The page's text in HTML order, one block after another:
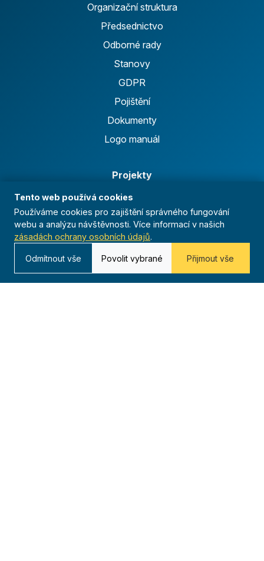
Organizační struktura
Předsednictvo
Odborné rady
Stanovy
GDPR
Pojištění
Dokumenty
Logo manuál
Projekty
Florbalová liga
Běžecká liga
Ficep
Anthropoid
Celoroční činnost
Tento web používá cookies
Používáme cookies pro zajištění správného fungování
webu a analýzu návštěvnosti. Více informací v našich
zásadách ochrany osobních údajů.
Odmítnout vše Povolit vybrané Přijmout vše